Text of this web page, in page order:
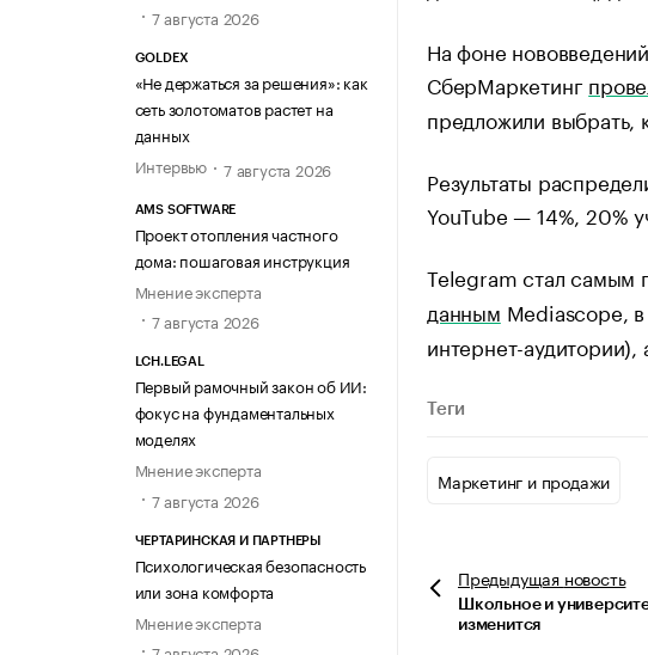
7 августа 2026
GOLDEX
«Не держаться за решения»: как
сеть золотоматов растет на
данных
Интервью
7 августа 2026
AMS SOFTWARE
Проект отопления частного
дома: пошаговая инструкция
Мнение эксперта
7 августа 2026
LCH.LEGAL
Первый рамочный закон об ИИ:
фокус на фундаментальных
моделях
Мнение эксперта
7 августа 2026
ЧЕРТАРИНСКАЯ И ПАРТНЕРЫ
Психологическая безопасность
или зона комфорта
Мнение эксперта
На фоне
СберМаркетинг
предложили выбрать,
Результаты
YouTube — 14%, 20%
Telegram стал самым
данным Mediascope,
интернет-аудитории),
Теги
Маркетинг и продажи
Предыдущая новость
Школьное и
изменится